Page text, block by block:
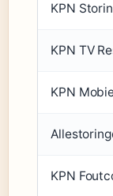
KPN
KPN TV
KPN
KPN